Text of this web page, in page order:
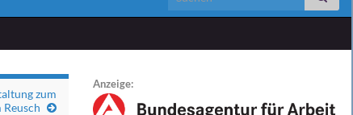
zum
Anzeige: